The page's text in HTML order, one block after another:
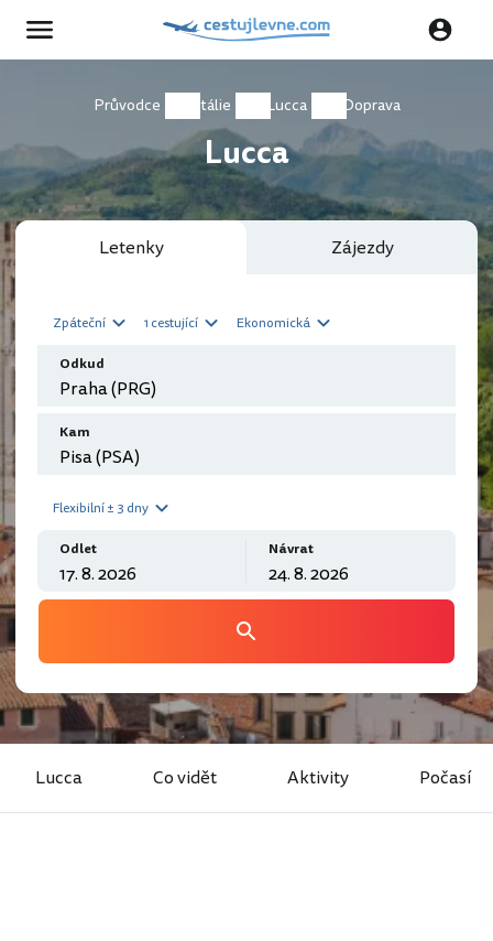
Průvodce Itálie Lucca Doprava
Lucca
Letenky Zájezdy
Zpáteční 1 cestující Ekonomická
Odkud
Kam
Flexibilní ± 3 dny
Odlet Návrat
Lucca Co vidět Aktivity Počasí